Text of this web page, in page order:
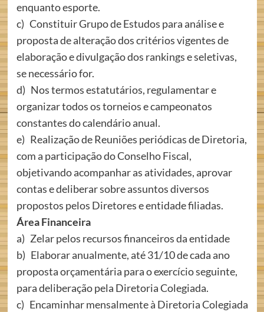
enquanto esporte.
c) Constituir Grupo de Estudos para análise e
proposta de alteração dos critérios vigentes de
elaboração e divulgação dos rankings e seletivas,
se necessário for.
d) Nos termos estatutários, regulamentar e
organizar todos os torneios e campeonatos
constantes do calendário anual.
e) Realização de Reuniões periódicas de Diretoria,
com a participação do Conselho Fiscal,
objetivando acompanhar as atividades, aprovar
contas e deliberar sobre assuntos diversos
propostos pelos Diretores e entidade filiadas.
Área Financeira
a) Zelar pelos recursos financeiros da entidade
b) Elaborar anualmente, até 31/10 de cada ano
proposta orçamentária para o exercício seguinte,
para deliberação pela Diretoria Colegiada.
c) Encaminhar mensalmente à Diretoria Colegiada